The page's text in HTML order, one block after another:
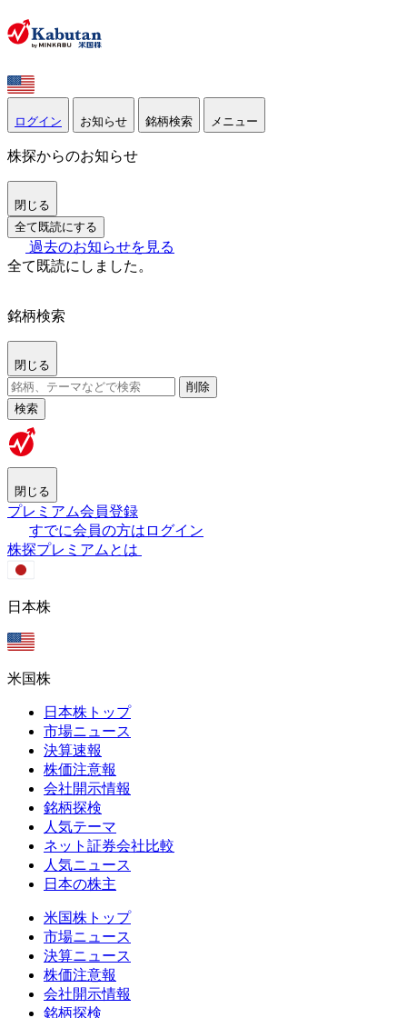
ログイン お知らせ 銘柄検索 メニュー
株探からのお知らせ
閉じる
全て既読にする
過去のお知らせを見る
全て既読にしました。
銘柄検索
閉じる
削除
検索
閉じる
プレミアム会員登録
すでに会員の方はログイン
株探プレミアムとは
日本株
米国株
日本株トップ
市場ニュース
決算速報
株価注意報
会社開示情報
銘柄探検
人気テーマ
ネット証券会社比較
人気ニュース
日本の株主
米国株トップ
市場ニュース
決算ニュース
株価注意報
会社開示情報
銘柄探検